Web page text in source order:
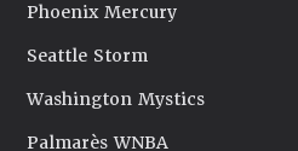
Phoenix Mercury
Seattle Storm
Washington Mystics
Palmarès WNBA